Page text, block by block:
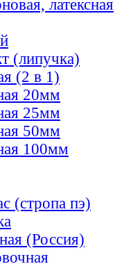
латексная
(липучка)
(2 в 1)
20мм
25мм
50мм
100мм
(стропа пэ)
(Россия)